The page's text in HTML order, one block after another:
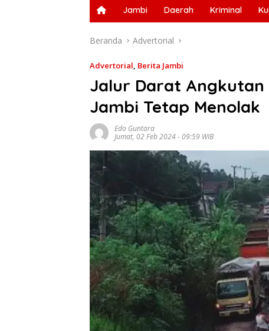
Jambi Daerah Kriminal
Beranda Advertorial
Advertorial, Berita Jambi
Jalur Darat Angkutan
Jambi Tetap Menolak
Edo Guntara
Jumat, 02 Feb 2024 - 09:59 WIB